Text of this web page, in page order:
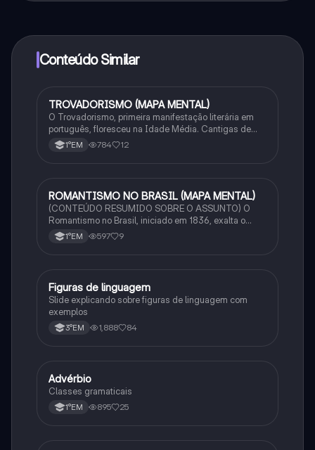
Conteúdo Similar
Português
TROVADORISMO (MAPA MENTAL)
O Trovadorismo, primeira manifestação literária em
português, floresceu na Idade Média. Cantigas de
amor, amigo, escárnio e maldizer eram compostas por
trovadores e jograis, com temas feudais e religiosos.
1°EM 784 12
Português
ROMANTISMO NO BRASIL (MAPA MENTAL)
(CONTEÚDO RESUMIDO SOBRE O ASSUNTO) O
Romantismo no Brasil, iniciado em 1836, exalta o
nacionalismo, a natureza e o índio. Dividido em 3
fases, busca a identidade nacional com foco na
1°EM 597 9
Português
Figuras de linguagem
Slide explicando sobre figuras de linguagem com
exemplos
3°EM 1,888 84
Português
Advérbio
Classes gramaticais
1°EM 895 25